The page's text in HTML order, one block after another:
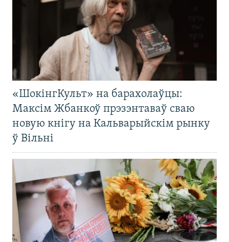
«ШокінгКульт» на барахолаўцы:
Максім Жбанкоў прэзэнтаваў сваю
новую кнігу на Кальварыйскім рынку
ў Вільні